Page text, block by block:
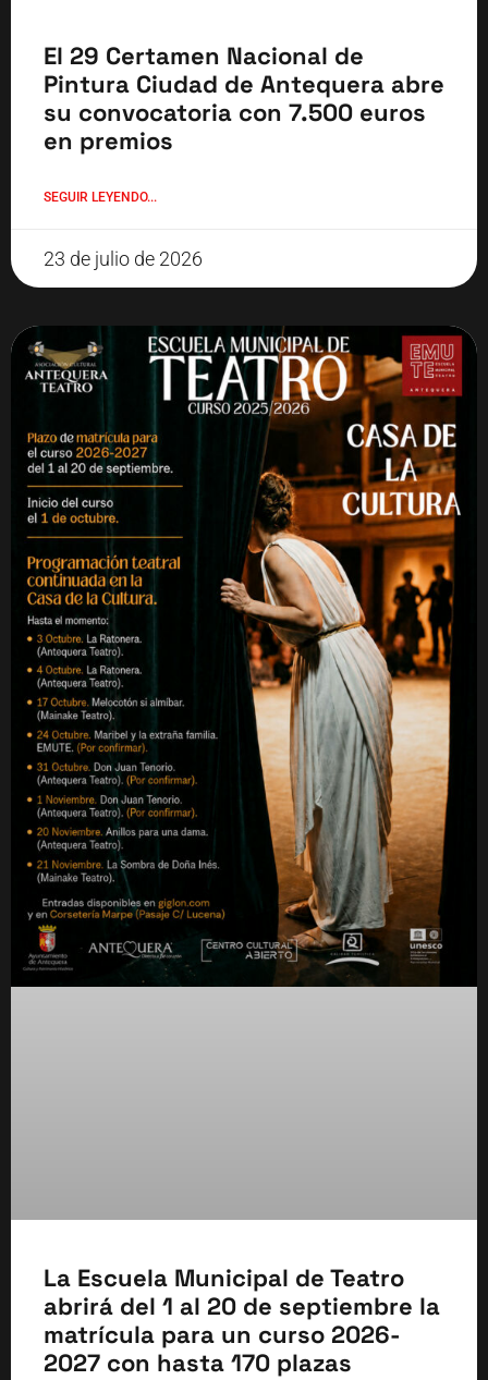
El 29 Certamen Nacional de
Pintura Ciudad de Antequera abre
su convocatoria con 7.500 euros
en premios
SEGUIR LEYENDO...
23 de julio de 2026
La Escuela Municipal de Teatro
abrirá del 1 al 20 de septiembre la
matrícula para un curso 2026-
2027 con hasta 170 plazas